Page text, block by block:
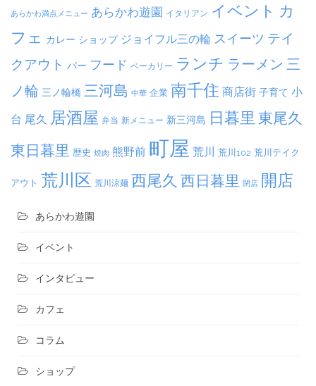
あらかわ満点メニュー あらかわ遊園 イタリアン イベント カ
フェ カレー ショップ ジョイフル三の輪 スイーツ テイ
クアウト バー フード ベーカリー ランチ ラーメン 三
ノ輪 三ノ輪橋 三河島 中華 企業 南千住 商店街 子育て 小
台 尾久 居酒屋 弁当 新メニュー 新三河島 日暮里 東尾久
東日暮里 歴史 焼肉 熊野前 町屋 荒川 荒川102 荒川テイク
アウト 荒川区 荒川涼麺 西尾久 西日暮里 閉店 開店
あらかわ遊園
イベント
インタビュー
カフェ
コラム
ショップ